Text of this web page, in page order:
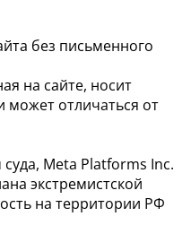
без письменного
на сайте, носит
может отличаться от
Meta Platforms Inc.
экстремистской
на территории РФ